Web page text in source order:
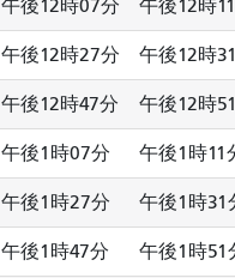
午後12時07分 午後12時
午後12時27分 午後12時
午後12時47分 午後12時
午後1時07分 午後1時11
午後1時27分 午後1時31
午後1時47分 午後1時51